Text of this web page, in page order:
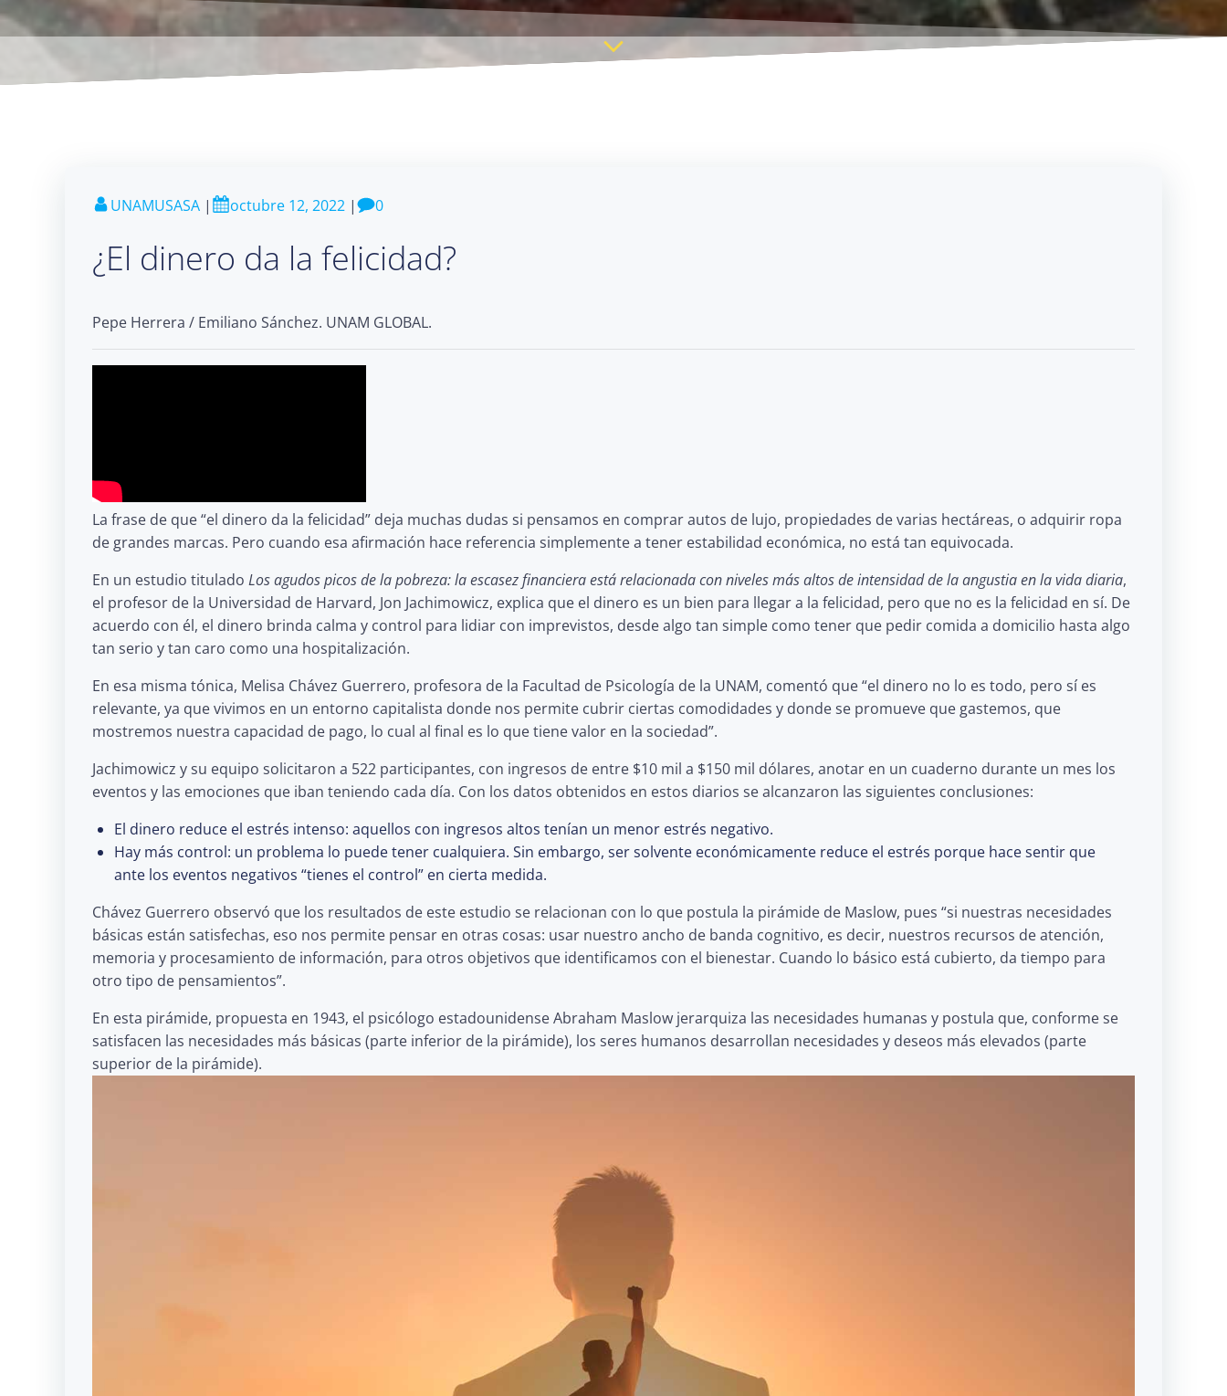
UNAMUSASA | octubre 12, 2022 | 0
¿El dinero da la felicidad?
Pepe Herrera / Emiliano Sánchez. UNAM GLOBAL.
La frase de que “el dinero da la felicidad” deja muchas dudas si pensamos en comprar autos de lujo, propiedades de varias hectáreas, o adquirir ropa
de grandes marcas. Pero cuando esa afirmación hace referencia simplemente a tener estabilidad económica, no está tan equivocada.
En un estudio titulado Los agudos picos de la pobreza: la escasez financiera está relacionada con niveles más altos de intensidad de la angustia en la vida diaria,
el profesor de la Universidad de Harvard, Jon Jachimowicz, explica que el dinero es un bien para llegar a la felicidad, pero que no es la felicidad en sí. De
acuerdo con él, el dinero brinda calma y control para lidiar con imprevistos, desde algo tan simple como tener que pedir comida a domicilio hasta algo
tan serio y tan caro como una hospitalización.
En esa misma tónica, Melisa Chávez Guerrero, profesora de la Facultad de Psicología de la UNAM, comentó que “el dinero no lo es todo, pero sí es
relevante, ya que vivimos en un entorno capitalista donde nos permite cubrir ciertas comodidades y donde se promueve que gastemos, que
mostremos nuestra capacidad de pago, lo cual al final es lo que tiene valor en la sociedad”.
Jachimowicz y su equipo solicitaron a 522 participantes, con ingresos de entre $10 mil a $150 mil dólares, anotar en un cuaderno durante un mes los
eventos y las emociones que iban teniendo cada día. Con los datos obtenidos en estos diarios se alcanzaron las siguientes conclusiones:
El dinero reduce el estrés intenso: aquellos con ingresos altos tenían un menor estrés negativo.
Hay más control: un problema lo puede tener cualquiera. Sin embargo, ser solvente económicamente reduce el estrés porque hace sentir que
ante los eventos negativos “tienes el control” en cierta medida.
Chávez Guerrero observó que los resultados de este estudio se relacionan con lo que postula la pirámide de Maslow, pues “si nuestras necesidades
básicas están satisfechas, eso nos permite pensar en otras cosas: usar nuestro ancho de banda cognitivo, es decir, nuestros recursos de atención,
memoria y procesamiento de información, para otros objetivos que identificamos con el bienestar. Cuando lo básico está cubierto, da tiempo para
otro tipo de pensamientos”.
En esta pirámide, propuesta en 1943, el psicólogo estadounidense Abraham Maslow jerarquiza las necesidades humanas y postula que, conforme se
satisfacen las necesidades más básicas (parte inferior de la pirámide), los seres humanos desarrollan necesidades y deseos más elevados (parte
superior de la pirámide).